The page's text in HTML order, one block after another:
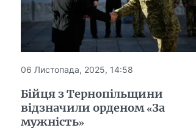
06 Листопада, 2025, 14:58
Бійця з Тернопільщини
відзначили орденом «За
мужність»